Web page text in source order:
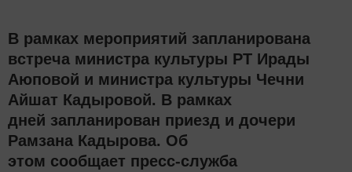
В рамках мероприятий запланирована
встреча министра культуры РТ Ирады
Аюповой и министра культуры Чечни
Айшат Кадыровой. В рамках
дней запланирован приезд и дочери
Рамзана Кадырова. Об
этом сообщает пресс-служба